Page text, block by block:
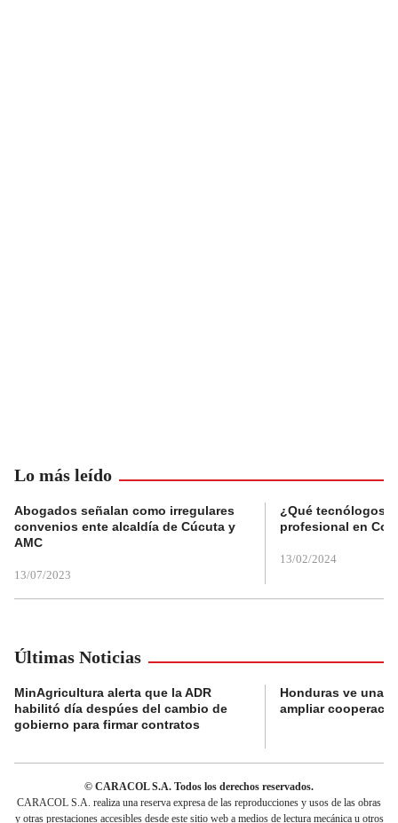
Lo más leído
Abogados señalan como irregulares
convenios ente alcaldía de Cúcuta y
AMC
13/07/2023
¿Qué tecnólogos
profesional en
13/02/2024
Últimas Noticias
MinAgricultura alerta que la ADR
habilitó día despúes del cambio de
gobierno para firmar contratos
Honduras ve una
ampliar
© CARACOL S.A. Todos los derechos reservados.
CARACOL S.A. realiza una reserva expresa de las reproducciones y usos de las obras
y otras prestaciones accesibles desde este sitio web a medios de lectura mecánica u otros